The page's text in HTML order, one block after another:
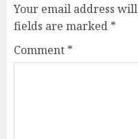
Your email address
fields are marked *
Comment *